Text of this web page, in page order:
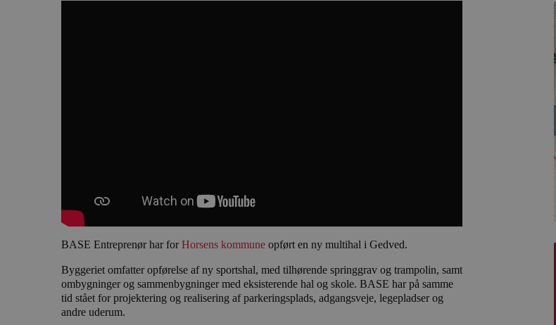
BASE Entreprenør har forHorsens kommune opført en ny multihal i Gedved.
Byggeriet omfatter opførelse af ny sportshal, med tilhørende springgrav og trampolin, samt
ombygninger og sammenbygninger med eksisterende hal og skole. BASE har på samme
tid stået for projektering og realisering af parkeringsplads, adgangsveje, legepladser og
andre uderum.